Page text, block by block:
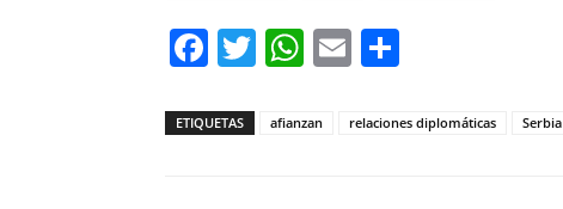
Facebook
Twitter
WhatsApp
Email
ETIQUETAS afianzan relaciones diplomáticas Serbia